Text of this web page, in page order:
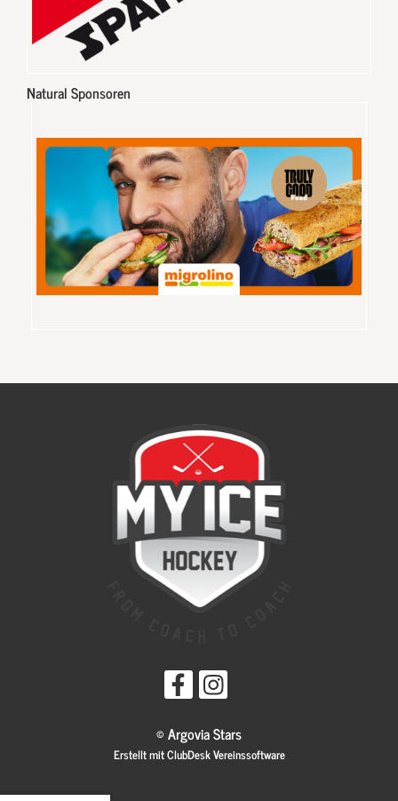
Natural Sponsoren
© Argovia Stars
Erstellt mit ClubDesk Vereinssoftware